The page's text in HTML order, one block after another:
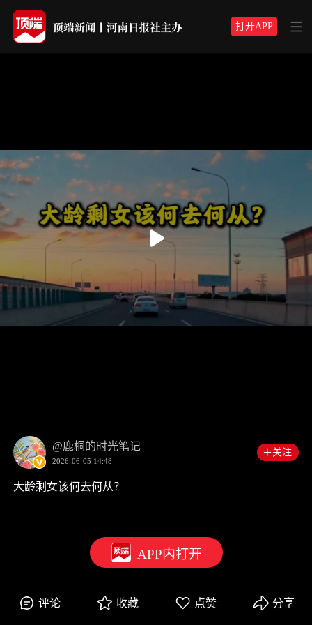
打开APP
00:00@鹿桐的时光笔记
2026-06-05 14:48
＋关注
大龄剩女该何去何从？
评论 收藏 点赞 分享
APP内打开